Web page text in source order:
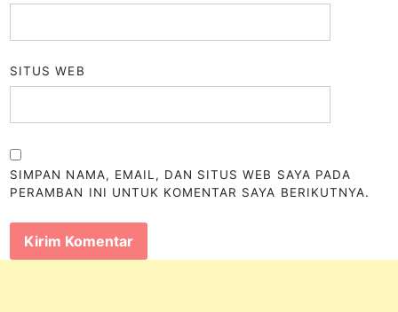
SITUS WEB
SIMPAN NAMA, EMAIL, DAN SITUS WEB SAYA PADA
PERAMBAN INI UNTUK KOMENTAR SAYA BERIKUTNYA.